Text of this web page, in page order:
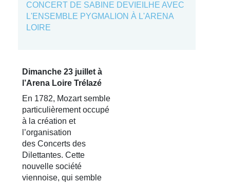
CONCERT DE SABINE DEVIEILHE AVEC
L'ENSEMBLE PYGMALION À L'ARENA
LOIRE
Dimanche 23 juillet à
l’Arena Loire Trélazé
En 1782, Mozart semble
particulièrement occupé
à la création et
l’organisation
des Concerts des
Dilettantes. Cette
nouvelle société
viennoise, qui semble